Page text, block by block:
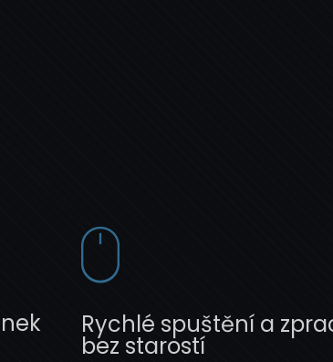
Rychlé spuštění a
bez starostí